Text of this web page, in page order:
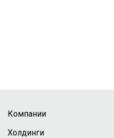
Компании
Холдинги